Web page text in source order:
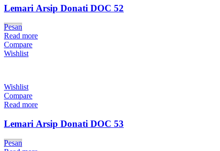
Lemari Arsip Donati DOC 52
Pesan
Read more
Compare
Wishlist
Wishlist
Compare
Read more
Lemari Arsip Donati DOC 53
Pesan